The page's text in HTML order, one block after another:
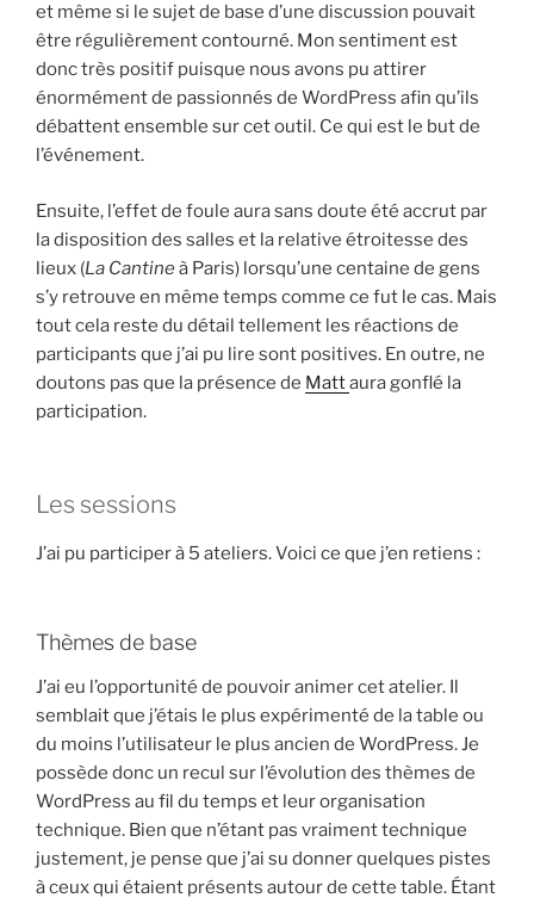
et même si le sujet de base d’une discussion pouvait
être régulièrement contourné. Mon sentiment est
donc très positif puisque nous avons pu attirer
énormément de passionnés de WordPress afin qu’ils
débattent ensemble sur cet outil. Ce qui est le but de
l’événement.
Ensuite, l’effet de foule aura sans doute été accrut par
la disposition des salles et la relative étroitesse des
lieux (La Cantineà Paris) lorsqu’une centaine de gens
s’y retrouve en même temps comme ce fut le cas. Mais
tout cela reste du détail tellement les réactions de
participants que j’ai pu lire sont positives. En outre, ne
doutons pas que la présence de Mattaura gonflé la
participation.
Les sessions
J’ai pu participer à 5 ateliers. Voici ce que j’en retiens :
Thèmes de base
J’ai eu l’opportunité de pouvoir animer cet atelier. Il
semblait que j’étais le plus expérimenté de la table ou
du moins l’utilisateur le plus ancien de WordPress. Je
possède donc un recul sur l’évolution des thèmes de
WordPress au fil du temps et leur organisation
technique. Bien que n’étant pas vraiment technique
justement, je pense que j’ai su donner quelques pistes
à ceux qui étaient présents autour de cette table. Étant